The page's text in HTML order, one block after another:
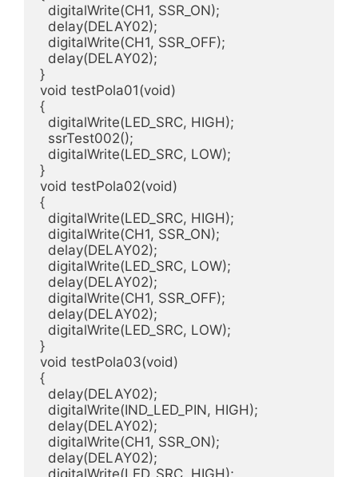
  digitalWrite(CH1, SSR_ON);
  delay(DELAY02);
  digitalWrite(CH1, SSR_OFF);
  delay(DELAY02);
}
void testPola01(void)
{
  digitalWrite(LED_SRC, HIGH);
  ssrTest002();
  digitalWrite(LED_SRC, LOW);
}
void testPola02(void)
{
  digitalWrite(LED_SRC, HIGH);
  digitalWrite(CH1, SSR_ON);
  delay(DELAY02);
  digitalWrite(LED_SRC, LOW);
  delay(DELAY02);
  digitalWrite(CH1, SSR_OFF);
  delay(DELAY02);
  digitalWrite(LED_SRC, LOW);
}
void testPola03(void)
{
  delay(DELAY02);
  digitalWrite(IND_LED_PIN, HIGH);
  delay(DELAY02);
  digitalWrite(CH1, SSR_ON);
  delay(DELAY02);